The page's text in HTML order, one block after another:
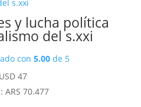
y lucha política
del s.xxi
con 5.00de 5
USD47
: ARS 70.477